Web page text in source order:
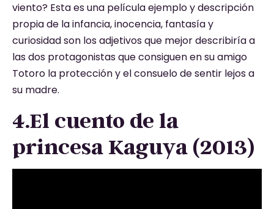
viento? Esta es una película ejemplo y descripción
propia de la infancia, inocencia, fantasía y
curiosidad son los adjetivos que mejor describiría a
las dos protagonistas que consiguen en su amigo
Totoro la protección y el consuelo de sentir lejos a
su madre.
4.El cuento de la
princesa Kaguya (2013)